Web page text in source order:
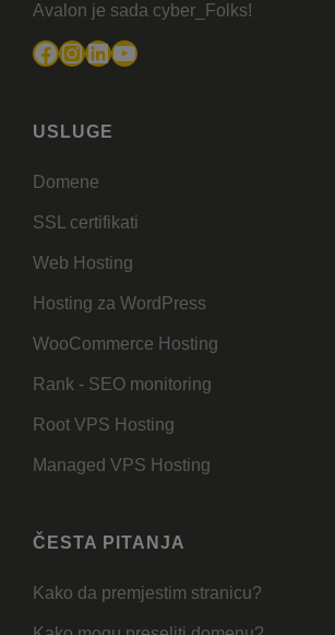
Avalon je sada cyber_Folks!
Facebook
Instagram
LinkedIn
YouTube
USLUGE
Domene
SSL certifikati
Web Hosting
Hosting za WordPress
WooCommerce Hosting
Rank - SEO monitoring
Root VPS Hosting
Managed VPS Hosting
ČESTA PITANJA
Kako da premjestim stranicu?